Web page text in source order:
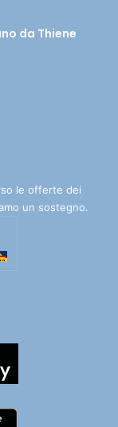
da Thiene
le offerte dei
un sostegno.